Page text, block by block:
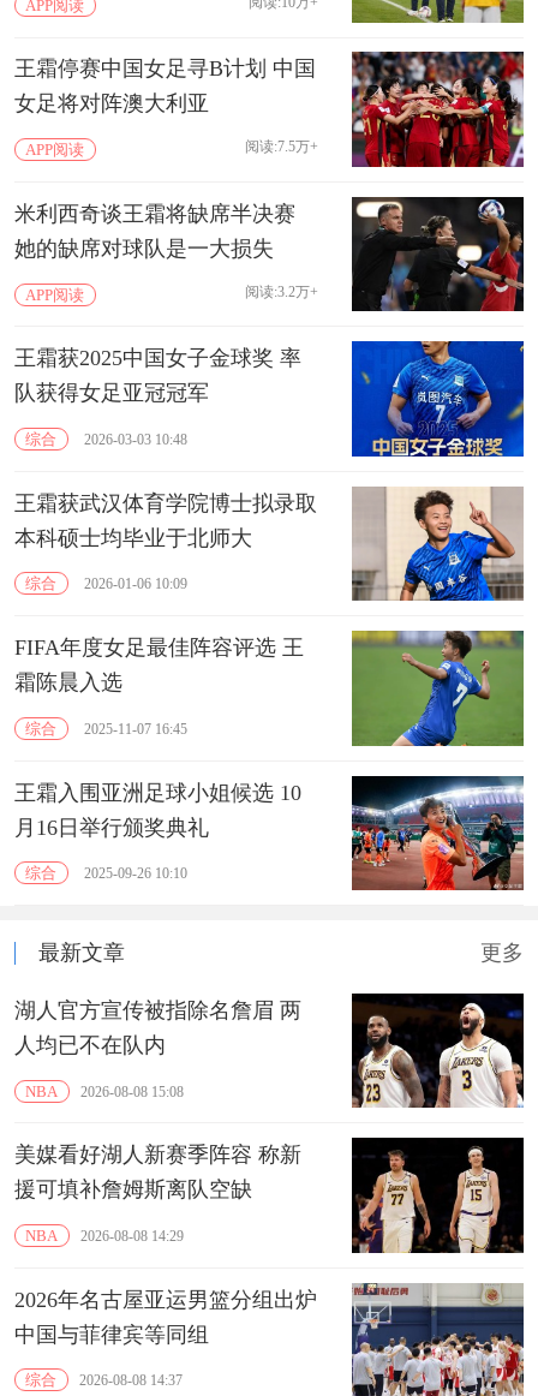
APP阅读
王霜停赛中国女足寻B计划 中国
女足将对阵澳大利亚
APP阅读 阅读:7.5万+
米利西奇谈王霜将缺席半决赛
她的缺席对球队是一大损失
APP阅读 阅读:3.2万+
王霜获2025中国女子金球奖 率
队获得女足亚冠冠军
综合 2026-03-03 10:48
王霜获武汉体育学院博士拟录取
本科硕士均毕业于北师大
综合 2026-01-06 10:09
FIFA年度女足最佳阵容评选 王
霜陈晨入选
综合 2025-11-07 16:45
王霜入围亚洲足球小姐候选 10
月16日举行颁奖典礼
综合 2025-09-26 10:10
最新文章 更多
湖人官方宣传被指除名詹眉 两
人均已不在队内
NBA 2026-08-08 15:08
美媒看好湖人新赛季阵容 称新
援可填补詹姆斯离队空缺
NBA 2026-08-08 14:29
2026年名古屋亚运男篮分组出炉
中国与菲律宾等同组
综合 2026-08-08 14:37